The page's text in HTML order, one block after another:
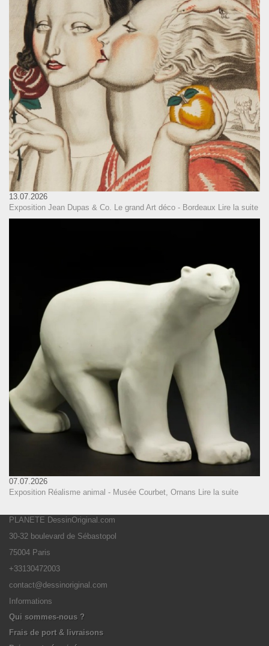
13.07.2026
Exposition Jean Dupas & Co. Le grand Art déco - Bordeaux Lire la suite
07.07.2026
Exposition Réalisme animal - Musée Courbet, Ornans Lire la suite
PLANETE DessinOriginal.com
30-32 boulevard de Sébastopol
75004 Paris
+33130472003
contact@dessinoriginal.com
Informations
Qui sommes-nous ?
Frais de port & livraisons